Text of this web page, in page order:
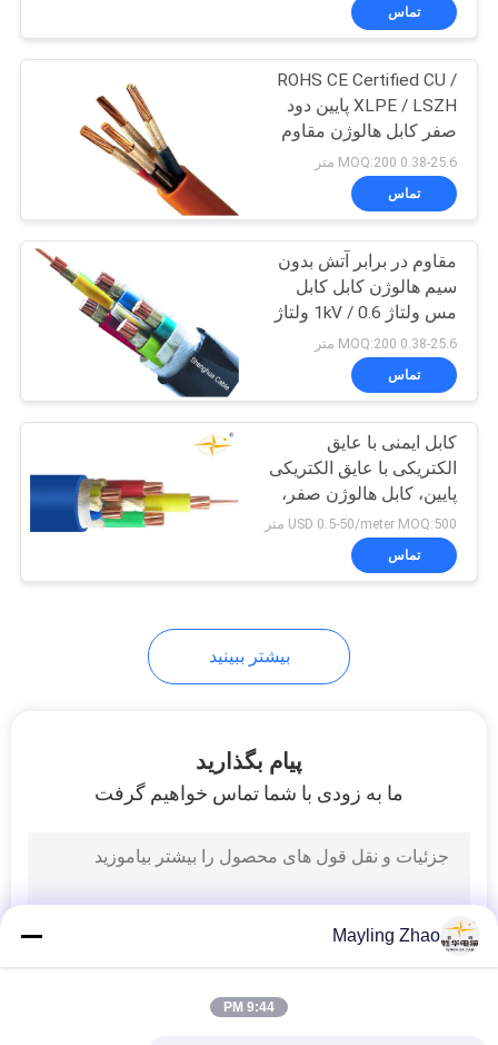
کابل های لاستیکی
پوشش داده شده
95
کابل های کنترل
76
کابل سازه محافظ
26
کابل درجه حرارت بالا
تماس
ROHS CE Certified CU /
XLPE / LSZH پایین دود
صفر کابل هالوژن مقاوم
در برابر آتش 600 / 1000V
0.38-25.6 MOQ:200 متر
تماس
مقاوم در برابر آتش بدون
سیم هالوژن کابل کابل
مس ولتاژ 0.6 / 1kV ولتاژ
0.38-25.6 MOQ:200 متر
تماس
کابل ایمنی با عایق
الکتریکی با عایق الکتریکی
پایین، کابل هالوژن صفر،
کابل مقاومتی مقاوم در
برابر آتش
USD 0.5-50/meter MOQ:500 متر
تماس
بیشتر ببینید
پیام بگذارید
ما به زودی با شما تماس خواهیم گرفت
Mayling Zhao
9:44 PM